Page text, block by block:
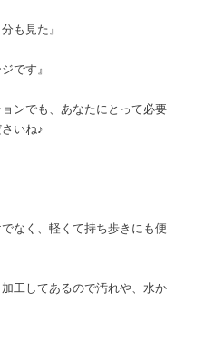
も見た』
です』
ンでも、あなたにとって必要
いね♪
なく、軽くて持ち歩きにも便
工してあるので汚れや、水か